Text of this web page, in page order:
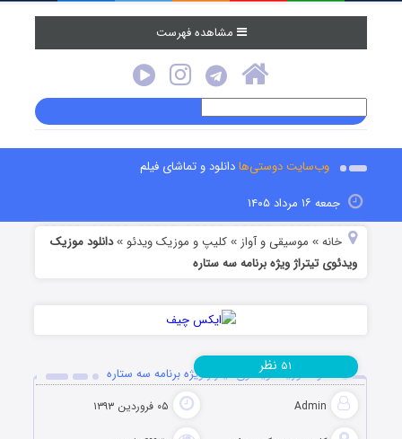
مشاهده فهرست
وب‌سایت دوستی‌هادانلود و تماشای فیلم
جمعه ۱۶ مرداد ۱۴۰۵
خانه » موسیقی و آواز »کلیپ و موزیک ویدئو »دانلود موزیک
ویدئوی تیتراژ ویژه برنامه سه ستاره
دانلود موزیک ویدئوی تیتراژ ویژه برنامه سه ستاره
Admin ۰۵ فروردین ۱۳۹۳
۵۱ نظر